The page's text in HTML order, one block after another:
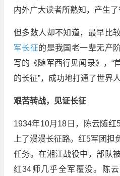
内外广大读者所熟知，产生了
但多数人却不知道，最早比
军长征的是我国老一辈无产
写的《随军西行见闻录》，“
的长征”，成功地打通了世界
艰苦转战，见证长征
1934年10月18日，陈云随
上了漫漫长征路。红5军团
任务。在湘江战役中，部队
红34师几乎全军覆没。陈